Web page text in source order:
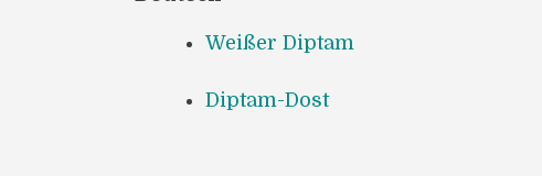
Weißer Diptam
Diptam-Dost